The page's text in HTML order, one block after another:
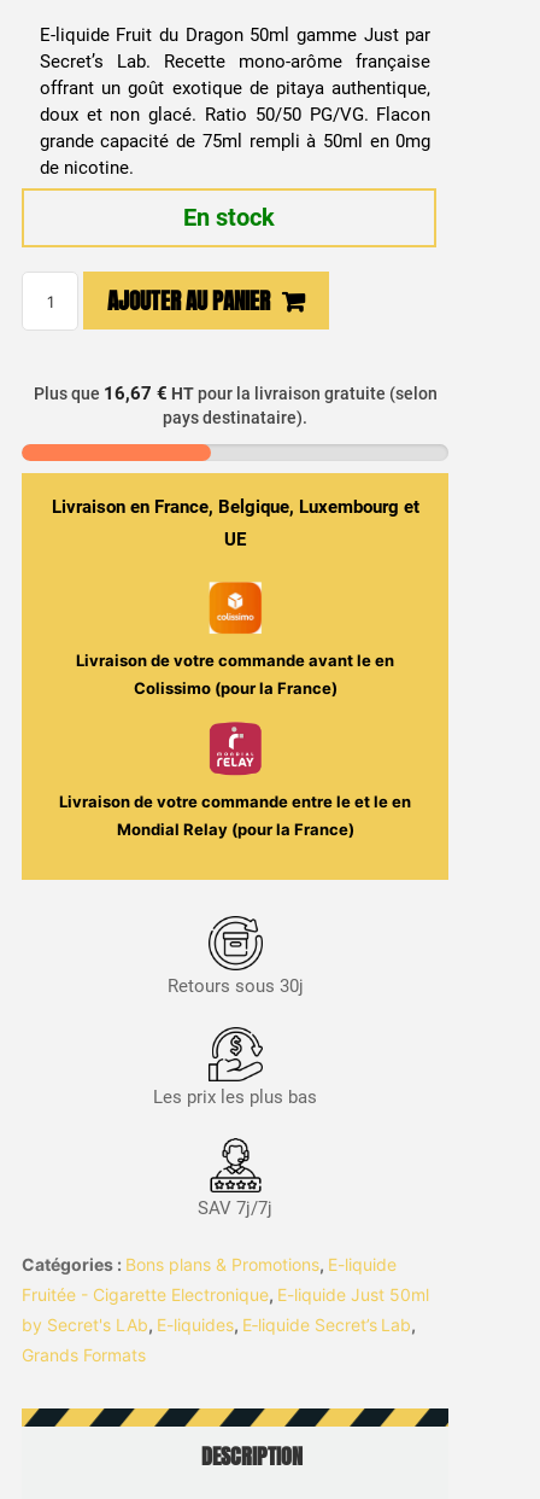
initial
était :
actuel
est :
E-liquide Fruit du Dragon 50ml gamme Just par
Secret’s Lab. Recette mono-arôme française
offrant un goût exotique de pitaya authentique,
doux et non glacé. Ratio 50/50 PG/VG. Flacon
grande capacité de 75ml rempli à 50ml en 0mg
de nicotine.
En stock
Dragon
50ml
AJOUTER AU PANIER
Plus que 16,67 € HTpour la livraison gratuite (selon
pays destinataire).
Livraison en France, Belgique, Luxembourg et
UE
Livraison de votre commande avant leen
Colissimo (pour la France)
Livraison de votre commande entre leet leen
Mondial Relay (pour la France)
Retours sous 30j
Les prix les plus bas
SAV 7j/7j
Catégories : Bons plans & Promotions, E-liquide
Fruitée - Cigarette Electronique, E-liquide Just 50ml
by Secret's LAb, E-liquides, E‑liquide Secret’s Lab,
Grands Formats
DESCRIPTION